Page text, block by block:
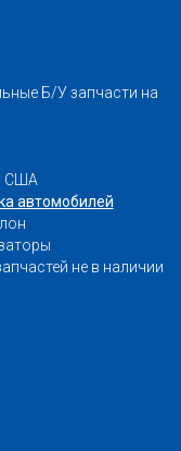
Б/У запчасти на
США
автомобилей
не в наличии